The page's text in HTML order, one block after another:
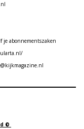
je abonnementszaken
©